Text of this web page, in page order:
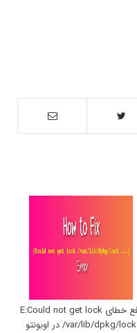
رفع خطای E:Could not get lock
/var/lib/dpkg/lock در اوبونتو